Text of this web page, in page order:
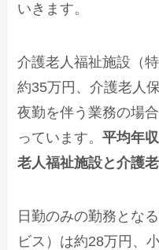
いきます。
介護老人福祉施設（
約35万円、介護老人
夜勤を伴う業務の場
っています。平均年
老人福祉施設と介護
日勤のみの勤務とな
ビス）は約28万円、